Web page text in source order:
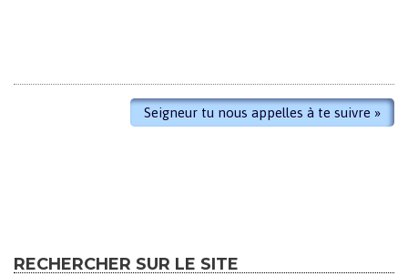
Seigneur tu nous appelles à te suivre »
RECHERCHER SUR LE SITE